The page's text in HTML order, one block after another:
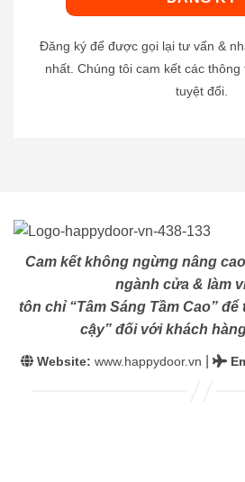
Đăng ký để được gọi lại tư vấn &
nhất. Chúng tôi cam kết các
tuyệt đối.
Cam kết không ngừng nâng
ngành cửa & làm
tôn chỉ “Tâm Sáng Tầm Cao”
cậy” đối với khách
Website: www.happydoor.vn